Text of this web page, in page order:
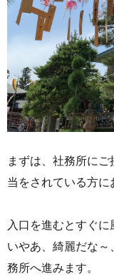
まずは、社務所に
当をされている方に
入口を進むとすぐに
いやあ、綺麗だな
務所へ進みます。